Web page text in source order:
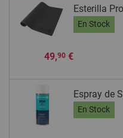
Esterilla
En Stock
49,90€
Espray de
En Stock